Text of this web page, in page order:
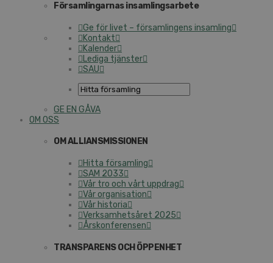
Församlingarnas insamlingsarbete
Ge för livet – församlingens insamling
Kontakt
Kalender
Lediga tjänster
SAU
GE EN GÅVA
OM OSS
OM ALLIANSMISSIONEN
Hitta församling
SAM 2033
Vår tro och vårt uppdrag
Vår organisation
Vår historia
Verksamhetsåret 2025
Årskonferensen
TRANSPARENS OCH ÖPPENHET